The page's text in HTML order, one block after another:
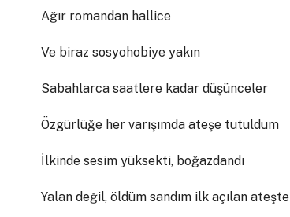
Ağır romandan hallice
Ve biraz sosyohobiye yakın
Sabahlarca saatlere kadar düşünceler
Özgürlüğe her varışımda ateşe tutuldum
İlkinde sesim yüksekti, boğazdandı
Yalan değil, öldüm sandım ilk açılan ateşte